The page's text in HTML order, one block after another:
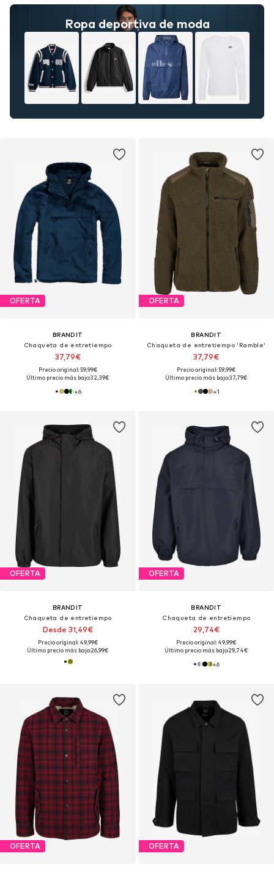
Ropa deportiva de moda
OFERTA
BRANDIT
Chaqueta de entretiempo
37,79€
Precio original: 59,99€
Último precio más bajo:32,39€
+6
OFERTA
BRANDIT
Chaqueta de entretiempo 'Ramble'
37,79€
Precio original: 59,99€
Último precio más bajo:37,79€
+1
OFERTA
BRANDIT
Chaqueta de entretiempo
Desde 31,49€
Precio original: 49,99€
Último precio más bajo:26,99€
OFERTA
BRANDIT
Chaqueta de entretiempo
29,74€
Precio original: 49,99€
Último precio más bajo:29,74€
+6
OFERTA OFERTA